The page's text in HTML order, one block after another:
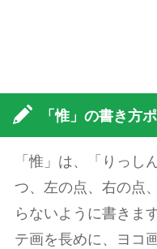
「惟」の書き方
「惟」は、「りっし
つ、左の点、右の点
らないように書きま
テ画を長めに、ヨコ